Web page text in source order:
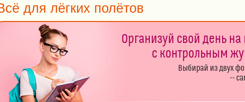
для лёгких полётов
Организуй свой день
с контрольным
Выбирай из двух
--